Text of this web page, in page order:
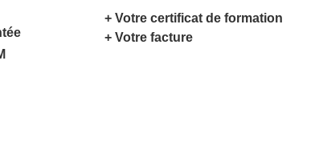
+ Votre certificat de formation
+ Votre facture